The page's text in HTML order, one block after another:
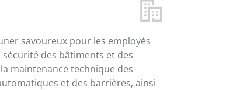
savoureux pour les employés
des bâtiments et des
maintenance technique des
et des barrières, ainsi